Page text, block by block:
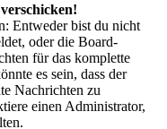
Entweder bist du nicht
oder die Board-
für das komplette
es sein, dass der
Nachrichten zu
einen Administrator,